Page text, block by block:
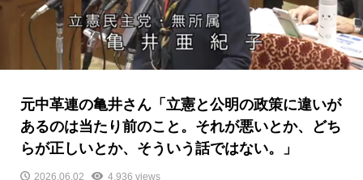
元中革連の亀井さん「立憲と公明の政策に違いが
あるのは当たり前のこと。それが悪いとか、どち
らが正しいとか、そういう話ではない。」
2026.06.02 4,936 views